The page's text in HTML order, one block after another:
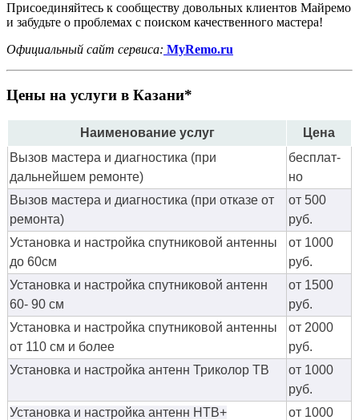
Присоединяйтесь к сообществу довольных клиентов Майремо
и забудьте о проблемах с поиском качественного мастера!
Официальный сайт сервиса: MyRemo.ru
Цены на услуги в Казани*
Наименование услуг
Цена
Вызов мастера и диагностика (при
дальнейшем ремонте)
бес­плат­
но
Вызов мастера и диагностика (при отказе от
ремонта)
от 500
руб.
Установка и настройка спутниковой антенны
до 60см
от 1000
руб.
Установка и настройка спутниковой антенн
60- 90 см
от 1500
руб.
Установка и настройка спутниковой антенны
от 110 см и более
от 2000
руб.
Установка и настройка антенн Триколор ТВ
от 1000
руб.
Установка и настройка антенн НТВ+
от 1000